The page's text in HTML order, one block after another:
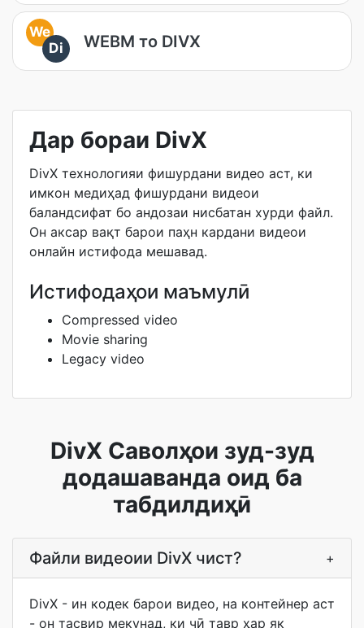
We
Di
WEBM то DIVX
Дар бораи DivX
DivX технологияи фишурдани видео аст, ки
имкон медиҳад фишурдани видеои
баландсифат бо андозаи нисбатан хурди файл.
Он аксар вақт барои паҳн кардани видеои
онлайн истифода мешавад.
Истифодаҳои маъмулӣ
Compressed video
Movie sharing
Legacy video
DivX Саволҳои зуд-зуд
додашаванда оид ба
табдилдиҳӣ
Файли видеоии DivX чист? +
DivX - ин кодек барои видео, на контейнер аст
- он тасвир мекунад, ки чӣ тавр ҳар як